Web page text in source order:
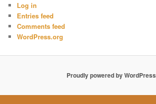
h
Log in
Entries feed
Comments feed
WordPress.org
Proudly powered by WordPress